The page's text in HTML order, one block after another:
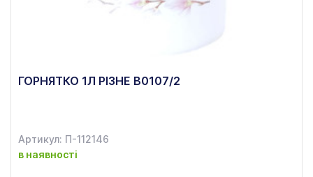
ГОРНЯТКО 1Л РІЗНЕ В0107/2
Артикул: П-112146
в наявності